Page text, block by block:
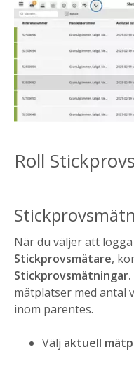
Roll
När du väljer att
Stickprovsmätare,
Stickprovsmätningar.
mätplatser med antal
inom parentes.
Välj aktuell